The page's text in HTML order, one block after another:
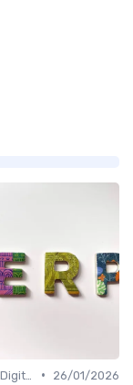
•
26/01/2026